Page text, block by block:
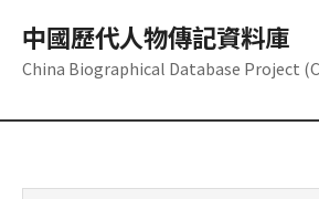
中國歷代人物傳記資料庫
China Biographical Database Project